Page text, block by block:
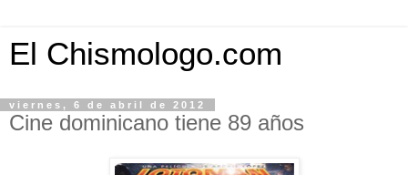
El Chismologo.com
viernes, 6 de abril de 2012
Cine dominicano tiene 89 años